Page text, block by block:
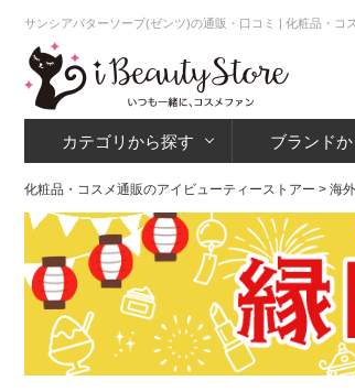
サンシアバターソープ(ゼンツ)の通販・口コミ | 化粧品・コ
カテゴリから探す ブランド
化粧品・コスメ通販のアイビューティーストアー > 海